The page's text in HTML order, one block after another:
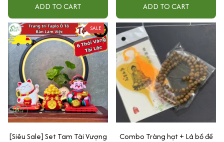
ADD TO CART ADD TO CART
SALE
[Siêu Sale] Set Tam Tài Vượng
Combo Tràng hạt + Lá bồ đề